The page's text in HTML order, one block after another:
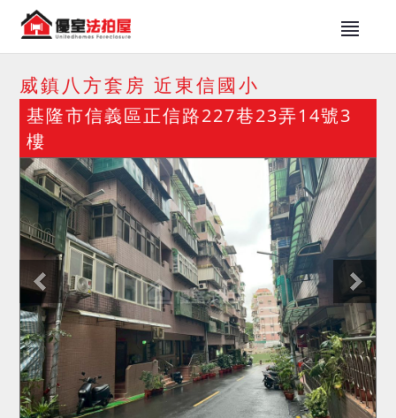
威鎮八方套房 近東信國小
基隆市信義區正信路227巷23弄14號3
樓